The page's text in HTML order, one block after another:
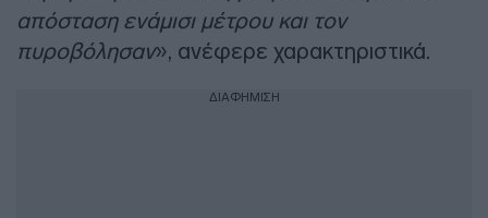
απόσταση ενάμισι μέτρου και τον
πυροβόλησαν», ανέφερε χαρακτηριστικά.
ΔΙΑΦΗΜΙΣΗ